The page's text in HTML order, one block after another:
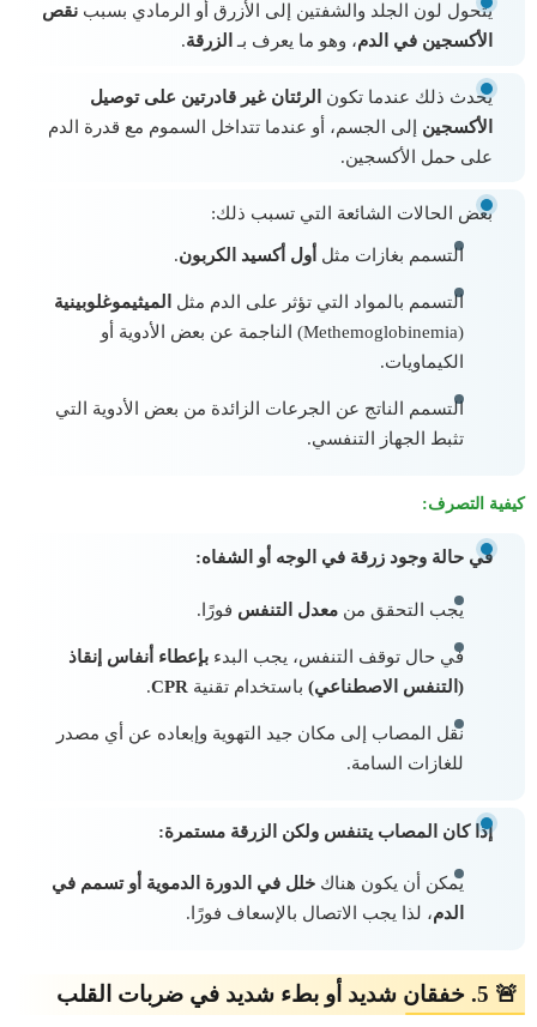
يتحول لون الجلد والشفتين إلى الأزرق أو الرمادي بسبب نقص
الأكسجين في الدم، وهو ما يعرف بـ الزرقة.
يحدث ذلك عندما تكون
الرئتان غير قادرتين على توصيل
الأكسجين إلى الجسم، أو عندما تتداخل السموم مع قدرة الدم
على حمل الأكسجين.
بعض الحالات الشائعة التي تسبب ذلك:
التسمم بغازات مثل أول أكسيد الكربون.
التسمم بالمواد التي تؤثر على الدم مثل
الميثيموغلوبينية
(Methemoglobinemia) الناجمة عن بعض الأدوية أو
الكيماويات.
التسمم الناتج عن الجرعات الزائدة من بعض الأدوية التي
تثبط الجهاز التنفسي.
كيفية التصرف:
في حالة وجود زرقة في الوجه أو الشفاه:
يجب التحقق من معدل التنفس فورًا.
في حال توقف التنفس، يجب البدء بإعطاء أنفاس إنقاذ
(التنفس الاصطناعي) باستخدام تقنية CPR
.
نقل المصاب إلى مكان جيد التهوية وإبعاده عن أي مصدر
للغازات السامة.
إذا كان المصاب يتنفس ولكن الزرقة مستمرة:
يمكن أن يكون هناك خلل في الدورة الدموية أو تسمم في
الدم، لذا يجب الاتصال بالإسعاف فورًا.
🚨 5. خفقان شديد أو بطء شديد في ضربات القلب